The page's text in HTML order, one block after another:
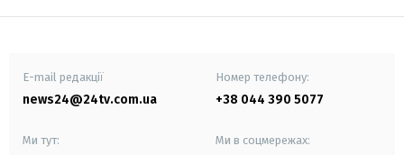
E-mail редакції
news24@24tv.com.ua
Номер телефону:
+38 044 390 5077
Ми тут: Ми в соцмережах: